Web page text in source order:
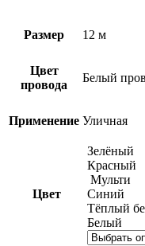
Размер 12 м
Цвет
провода
Белый
Применение Уличная
Цвет
Зелёный
Красный
Мульти
Синий
Тёплый
Белый